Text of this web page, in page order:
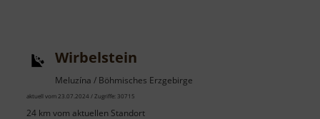
Wirbelstein
Meluzína / Böhmisches Erzgebirge
aktuell vom 23.07.2024 / Zugriffe: 30715
24 km vom aktuellen Standort